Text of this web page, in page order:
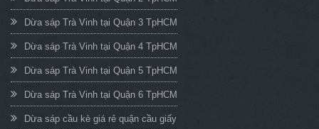
Dừa sáp Trà Vinh tại Quận 3 TpHCM
Dừa sáp Trà Vinh tại Quận 4 TpHCM
Dừa sáp Trà Vinh tại Quận 5 TpHCM
Dừa sáp Trà Vinh tại Quận 6 TpHCM
Dừa sáp cầu kè giá rẻ quận cầu giấy